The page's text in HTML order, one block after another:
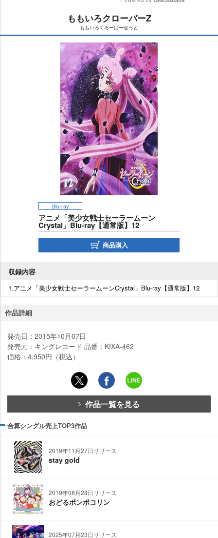
t
e
ももいろクローバーZ
ももいろくろーばーぜっと
Blu-ray
アニメ「美少女戦士セーラームーン
Crystal」Blu-ray【通常版】12
商品購入
収録内容
1.アニメ「美少女戦士セーラームーンCrystal」Blu-ray【通常版】12
作品詳細
発売日：2015年10月07日
発売元：キングレコード 品番：KIXA-462
価格：4,950円（税込）
作品一覧を見る
合算シングル売上TOP3作品
2019年11月27日リリース
stay gold
2019年08月28日リリース
おどるポンポコリン
2025年07月23日リリース